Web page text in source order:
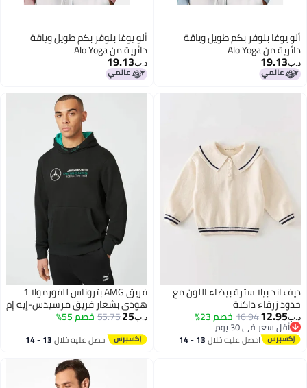
ألو يوغا بلوفر بكم طويل وياقة
دائرية من Alo Yoga
د.ب‏19.13
ألو يوغا بلوفر بكم طويل وياقة
دائرية من Alo Yoga
د.ب‏19.13
ديف اند بيلا سترة بيضاء اللون مع
حدود زرقاء داكنة
د.ب‏12.95
16.94خصم 23%
أقل سعر في 30 يوم
أقل سعر في 30 يوماحصل عليه خلال 13 - 14
فريق AMG بتروناس للفورمولا 1
هودي بشعار فريق مرسيدس-إيه إم
جي بتروناس للفورمولا 1
د.ب‏25
55.75خصم 55%
احصل عليه خلال 13 - 14